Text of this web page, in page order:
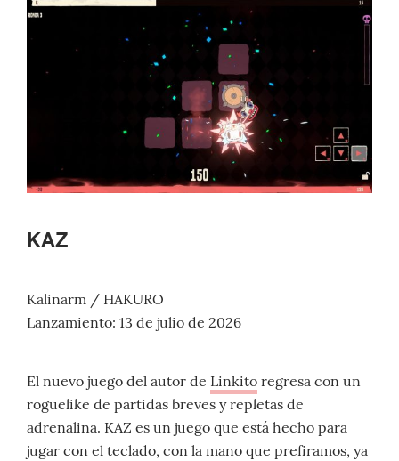
KAZ
Kalinarm / HAKURO
Lanzamiento: 13 de julio de 2026
El nuevo juego del autor de Linkito regresa con un
roguelike de partidas breves y repletas de
adrenalina. KAZ es un juego que está hecho para
jugar con el teclado, con la mano que prefiramos, ya